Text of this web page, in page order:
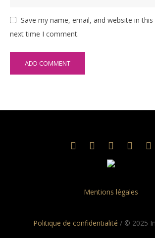
Save my name, email, and website in
next time I comment.
Mentions légales
Politique de confidentialité / © 2025